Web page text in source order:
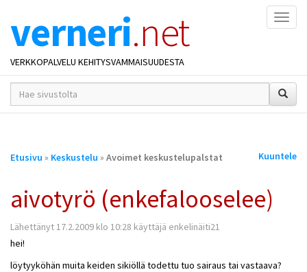
verneri.net
VERKKOPALVELU KEHITYSVAMMAISUUDESTA
hakusana(t)
*
Olet
Etusivu » Keskustelu » Avoimet keskustelupalstat Kuuntele
aivotyrö (enkefalooselee)
Lähettänyt 17.2.2009 klo 10:28 käyttäjä enkelinäiti21
hei!
löytyyköhän muita keiden sikiöllä todettu tuo sairaus tai vastaava?